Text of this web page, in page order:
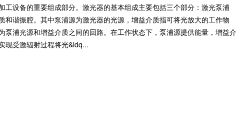
工设备的重要组成部分。激光器的基本组成主要包括三个部分：激光泵浦
和谐振腔。其中泵浦源为激光器的光源，增益介质指可将光放大的工作物
泵浦光源和增益介质之间的回路。在工作状态下，泵浦源提供能量，增益介
现受激辐射过程将光&ldq...